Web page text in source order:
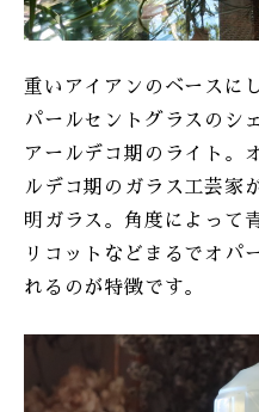
重いアイアンのベースに
パールセントグラスのシ
アールデコ期のライト。
ルデコ期のガラス工芸家
明ガラス。角度によって
リコットなどまるでオパ
れるのが特徴です。